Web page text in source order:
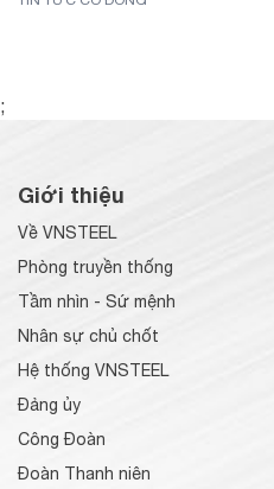
;
Giới thiệu
Về VNSTEEL
Phòng truyền thống
Tầm nhìn - Sứ mệnh
Nhân sự chủ chốt
Hệ thống VNSTEEL
Đảng ủy
Công Đoàn
Đoàn Thanh niên